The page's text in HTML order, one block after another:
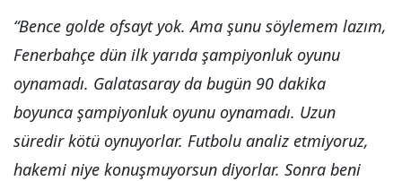
“Bence golde ofsayt yok. Ama şunu söylemem lazım,
Fenerbahçe dün ilk yarıda şampiyonluk oyunu
oynamadı. Galatasaray da bugün 90 dakika
boyunca şampiyonluk oyunu oynamadı. Uzun
süredir kötü oynuyorlar. Futbolu analiz etmiyoruz,
hakemi niye konuşmuyorsun diyorlar. Sonra beni